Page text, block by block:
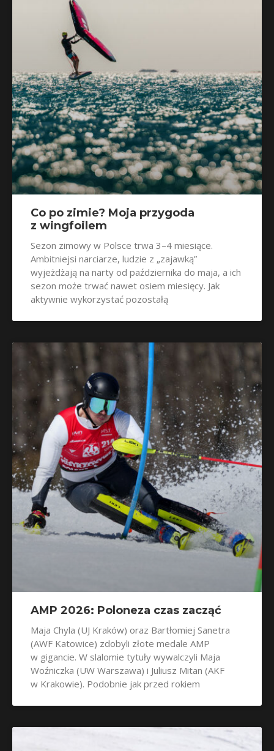
Co po zimie? Moja przygoda
z wingfoilem
Sezon zimowy w Polsce trwa 3–4 miesiące.
Ambitniejsi narciarze, ludzie z „zajawką”
wyjeżdżają na narty od października do maja, a ich
sezon może trwać nawet osiem miesięcy. Jak
aktywnie wykorzystać pozostałą
AMP 2026: Poloneza czas zacząć
Maja Chyla (UJ Kraków) oraz Bartłomiej Sanetra
(AWF Katowice) zdobyli złote medale AMP
w gigancie. W slalomie tytuły wywalczyli Maja
Woźniczka (UW Warszawa) i Juliusz Mitan (AKF
w Krakowie). Podobnie jak przed rokiem